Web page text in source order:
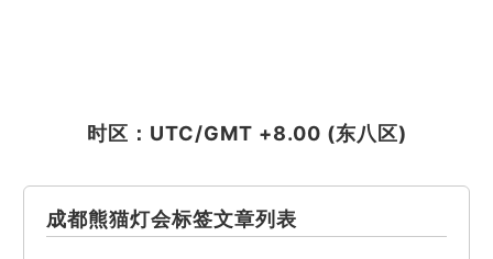
时区：UTC/GMT +8.00 (东八区)
成都熊猫灯会标签文章列表